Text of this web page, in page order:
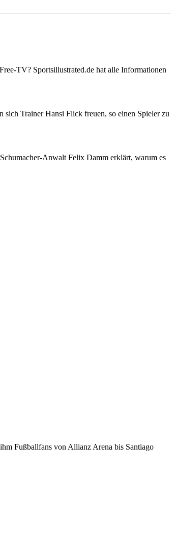
TV? Sportsillustrated.de hat alle Informationen
Trainer Hansi Flick freuen, so einen Spieler zu
Anwalt Felix Damm erklärt, warum es
Fußballfans von Allianz Arena bis Santiago